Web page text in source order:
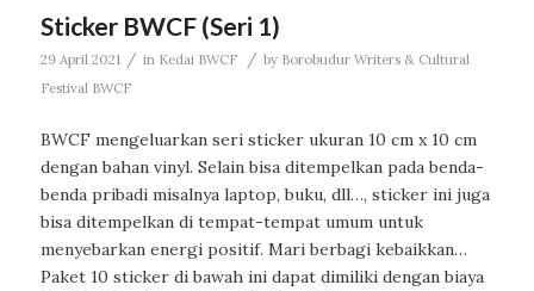
Sticker BWCF (Seri 1)
29 April 2021 / in Kedai BWCF / by Borobudur Writers & Cultural
Festival BWCF
BWCF mengeluarkan seri sticker ukuran 10 cm x 10 cm
dengan bahan vinyl. Selain bisa ditempelkan pada benda-
benda pribadi misalnya laptop, buku, dll…, sticker ini juga
bisa ditempelkan di tempat-tempat umum untuk
menyebarkan energi positif. Mari berbagi kebaikkan…
Paket 10 sticker di bawah ini dapat dimiliki dengan biaya